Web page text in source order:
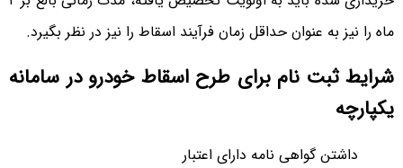
ماه را نیز به عنوان حداقل زمان فرآیند اسقاط را نیز در نظر بگیرد.
شرایط ثبت نام برای طرح اسقاط خودرو در سامانه
یکپارچه
داشتن گواهی نامه دارای اعتبار